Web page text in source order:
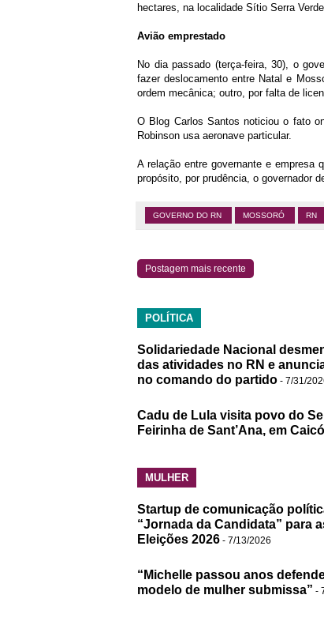
hectares, na localidade Sítio Serra
Avião emprestado
No dia passado (terça-feira, 30), o
fazer deslocamento entre Natal e
ordem mecânica; outro, por falta de
O Blog Carlos Santos noticiou o fato
Robinson usa aeronave particular.
A relação entre governante e empresa
propósito, por prudência, o governador
GOVERNO DO RN MOSSORÓ RN
Postagem mais recente
POLÍTICA
Solidariedade Nacional
das atividades no RN e
no comando do partido - 7/31/
Cadu de Lula visita povo do
Feirinha de Sant’Ana, em Caicó
MULHER
Startup de comunicação
“Jornada da Candidata” para
Eleições 2026 - 7/13/2026
“Michelle passou anos
modelo de mulher submissa” -